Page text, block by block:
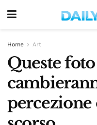
Home Art
Queste
percezione